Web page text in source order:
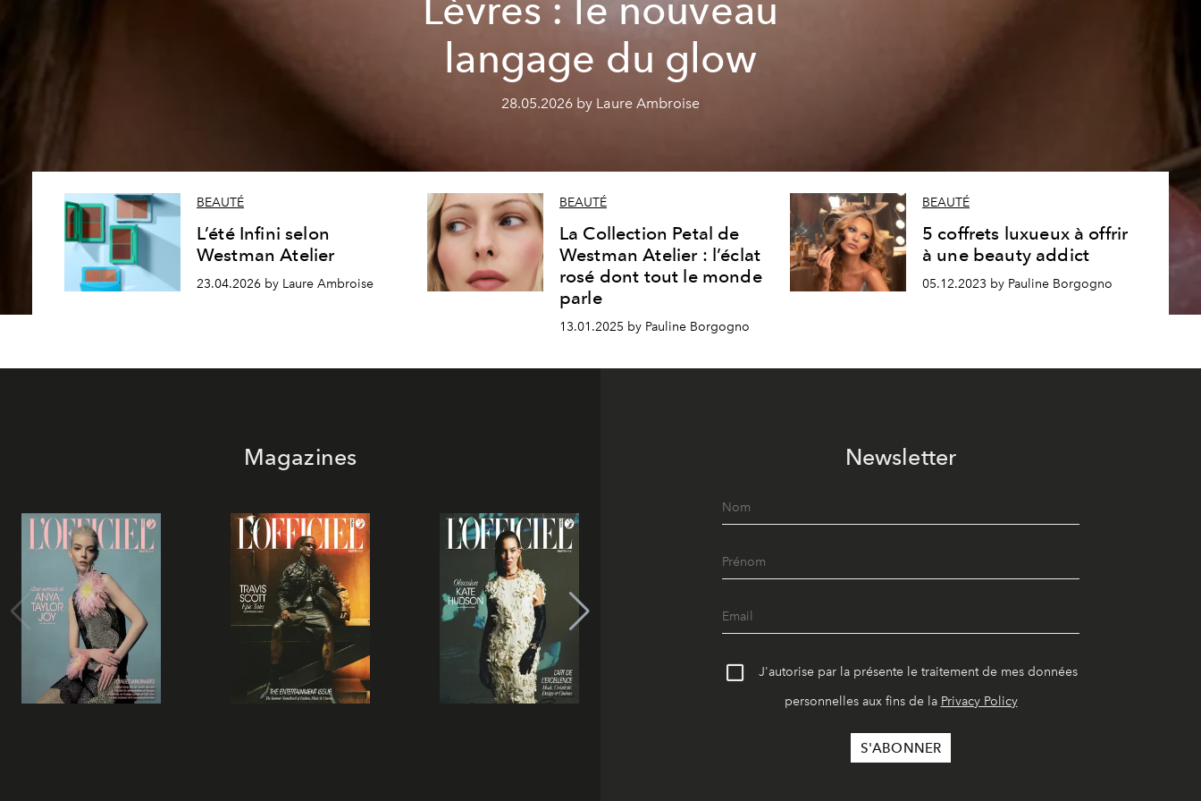
Lèvres : le nouveau
langage du glow
28.05.2026 by Laure Ambroise
BEAUTÉ
L’été Infini selon
Westman Atelier
23.04.2026 by Laure Ambroise
BEAUTÉ
La Collection Petal de
Westman Atelier : l’éclat
rosé dont tout le monde
parle
13.01.2025 by Pauline Borgogno
BEAUTÉ
5 coffrets luxueux à offrir
à une beauty addict
05.12.2023 by Pauline Borgogno
Magazines Newsletter
J'autorise par la présente le traitement de mes données
personnelles aux fins de la Privacy Policy